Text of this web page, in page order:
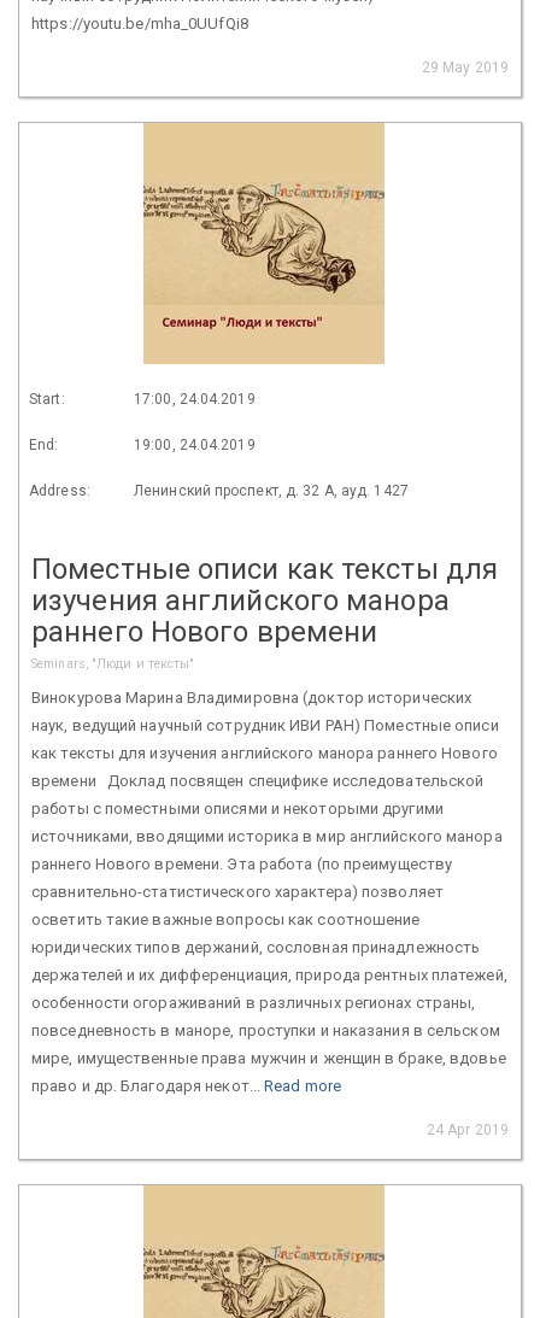
https://youtu.be/mha_0UUfQi8
29 May 2019
Start: 17:00, 24.04.2019
End: 19:00, 24.04.2019
Address: Ленинский проспект, д. 32 А, ауд. 1427
Поместные описи как тексты для
изучения английского манора
раннего Нового времени
Seminars, "Люди и тексты"
Винокурова Марина Владимировна (доктор исторических
наук, ведущий научный сотрудник ИВИ РАН) Поместные описи
как тексты для изучения английского манора раннего Нового
времени Доклад посвящен специфике исследовательской
работы с поместными описями и некоторыми другими
источниками, вводящими историка в мир английского манора
раннего Нового времени. Эта работа (по преимуществу
сравнительно-статистического характера) позволяет
осветить такие важные вопросы как соотношение
юридических типов держаний, сословная принадлежность
держателей и их дифференциация, природа рентных платежей,
особенности огораживаний в различных регионах страны,
повседневность в маноре, проступки и наказания в сельском
мире, имущественные права мужчин и женщин в браке, вдовье
право и др. Благодаря некот...Read more
24 Apr 2019